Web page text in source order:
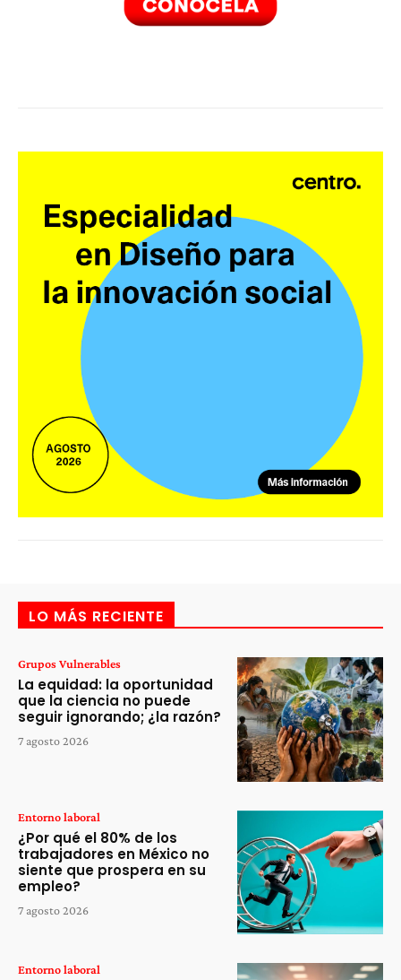
LO MÁS RECIENTE
Grupos Vulnerables
La equidad: la oportunidad
que la ciencia no puede
seguir ignorando; ¿la razón?
7 agosto 2026
Entorno laboral
¿Por qué el 80% de los
trabajadores en México no
siente que prospera en su
empleo?
7 agosto 2026
Entorno laboral